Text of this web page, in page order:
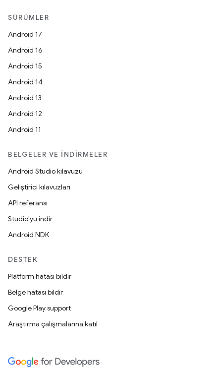
SÜRÜMLER
Android 17
Android 16
Android 15
Android 14
Android 13
Android 12
Android 11
BELGELER VE İNDIRMELER
Android Studio kılavuzu
Geliştirici kılavuzları
API referansı
Studio'yu indir
Android NDK
DESTEK
Platform hatası bildir
Belge hatası bildir
Google Play support
Araştırma çalışmalarına katıl